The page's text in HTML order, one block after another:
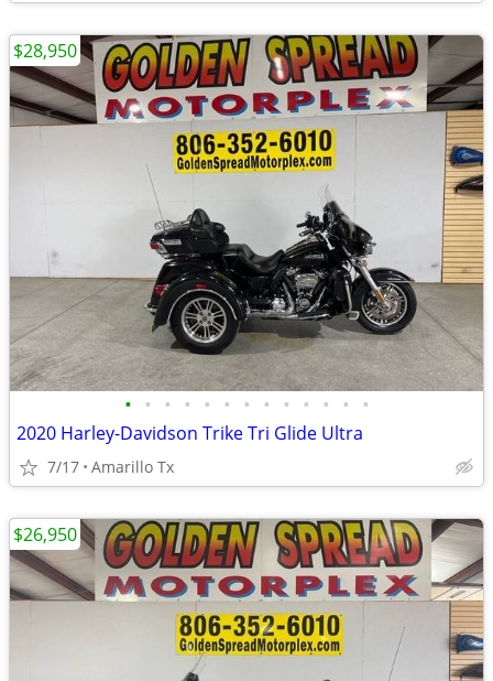
• • • • • • • • • • • • •
2020 Harley-Davidson Trike Tri Glide Ultra
7/17 Amarillo Tx
$28,950
$26,950